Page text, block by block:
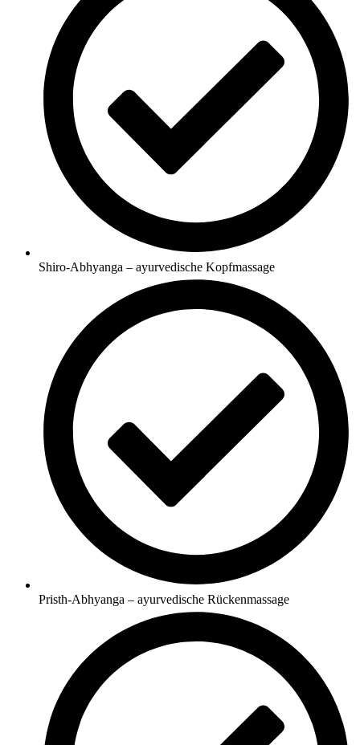
Shiro-Abhyanga – ayurvedische Kopfmassage
Pristh-Abhyanga – ayurvedische Rückenmassage